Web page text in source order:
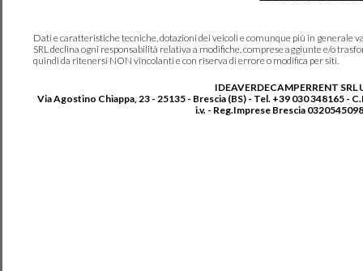
Dati e caratteristiche tecniche, dotazioni dei veicoli e comunque più in generale
SRL declina ogni responsabilità relativa a modifiche, comprese aggiunte e/o
quindi da ritenersi NON vincolanti e con riserva di errore o modifica per siti.
IDEAVERDECAMPERRENT SRL
Via Agostino Chiappa, 23 - 25135 - Brescia (BS) - Tel. +39 030 348165 -
i.v. - Reg.Imprese Brescia